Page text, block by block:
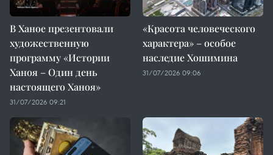
В Ханое презентовали
художественную
программу «Истории
Ханоя – Один день
настоящего Ханоя»
31/07/2026 09:21
«Красота человеческого
характера» – особое
наследие Хошимина
31/07/2026 09:06